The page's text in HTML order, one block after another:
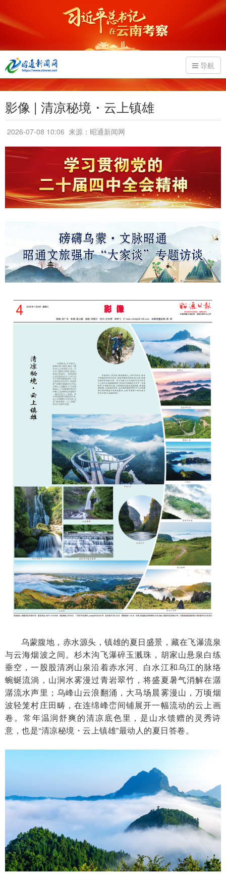
导航
影像 | 清凉秘境・云上镇雄
2026-07-08 10:06 来源：昭通新闻网
乌蒙腹地，赤水源头，镇雄的夏日盛景，藏在飞瀑流泉
与云海烟波之间。杉木沟飞瀑碎玉溅珠，胡家山悬泉白练
垂空，一股股清冽山泉沿着赤水河、白水江和乌江的脉络
蜿蜒流淌，山涧水雾漫过青岩翠竹，将盛夏暑气消解在潺
潺流水声里；乌峰山云浪翻涌，大马场晨雾漫山，万顷烟
波轻笼村庄田畴，在连绵峰峦间铺展开一幅流动的云上画
卷。常年温润舒爽的清凉底色里，是山水馈赠的灵秀诗
意，也是“清凉秘境・云上镇雄”最动人的夏日答卷。